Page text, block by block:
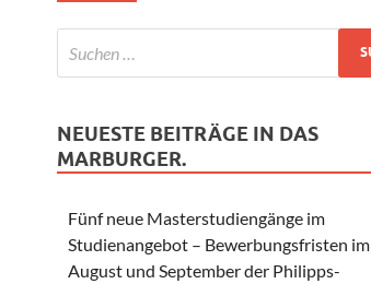
NEUESTE BEITRÄGE IN DAS
MARBURGER.
Fünf neue Masterstudiengänge im
Studienangebot – Bewerbungsfristen im
August und September der Philipps-